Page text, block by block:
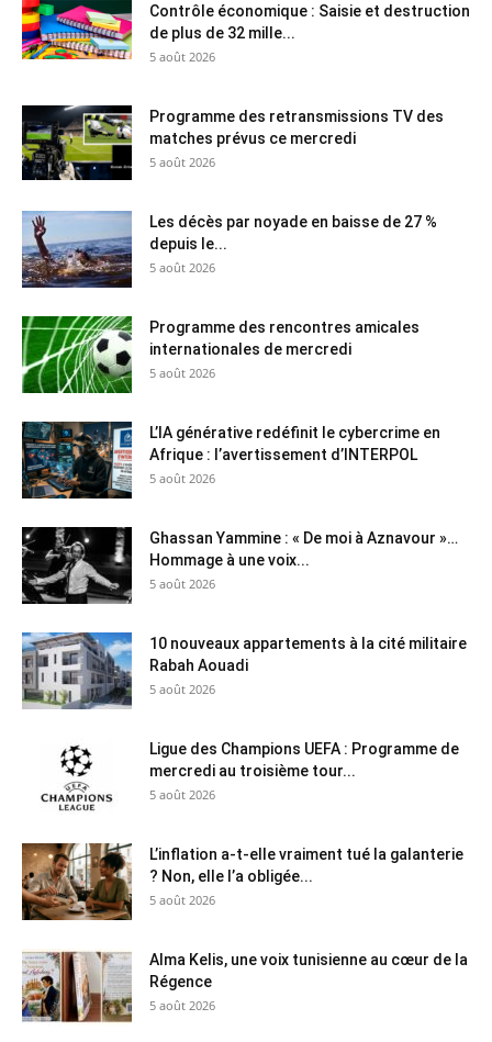
Contrôle économique : Saisie et destruction
de plus de 32 mille...
5 août 2026
Programme des retransmissions TV des
matches prévus ce mercredi
5 août 2026
Les décès par noyade en baisse de 27 %
depuis le...
5 août 2026
Programme des rencontres amicales
internationales de mercredi
5 août 2026
L’IA générative redéfinit le cybercrime en
Afrique : l’avertissement d’INTERPOL
5 août 2026
Ghassan Yammine : « De moi à Aznavour »…
Hommage à une voix...
5 août 2026
10 nouveaux appartements à la cité militaire
Rabah Aouadi
5 août 2026
Ligue des Champions UEFA : Programme de
mercredi au troisième tour...
5 août 2026
L’inflation a-t-elle vraiment tué la galanterie
? Non, elle l’a obligée...
5 août 2026
Alma Kelis, une voix tunisienne au cœur de la
Régence
5 août 2026